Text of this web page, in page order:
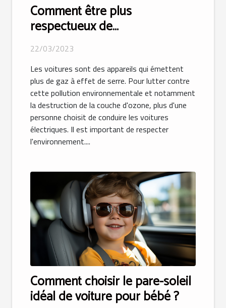
Comment être plus
respectueux de
l’environnement avec votre
voiture ?
22/03/2023
Les voitures sont des appareils qui émettent
plus de gaz à effet de serre. Pour lutter contre
cette pollution environnementale et notamment
la destruction de la couche d'ozone, plus d'une
personne choisit de conduire les voitures
électriques. Il est important de respecter
l'environnement....
Comment choisir le pare-soleil
idéal de voiture pour bébé ?